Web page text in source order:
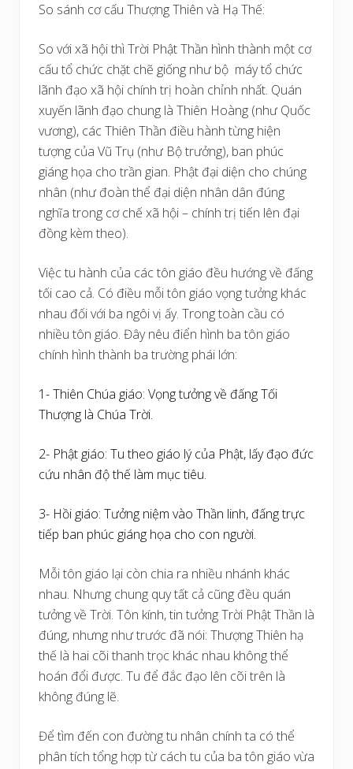
So sánh cơ cấu Thượng Thiên và Hạ Thế:
So với xã hội thì Trời Phật Thần hình thành một cơ
cấu tổ chức chặt chẽ giống như bộ máy tổ chức
lãnh đạo xã hội chính trị hoàn chỉnh nhất. Quán
xuyến lãnh đạo chung là Thiên Hoàng (như Quốc
vương), các Thiên Thần điều hành từng hiện
tượng của Vũ Trụ (như Bộ trưởng), ban phúc
giáng họa cho trần gian. Phật đại diện cho chúng
nhân (như đoàn thể đại diện nhân dân đúng
nghĩa trong cơ chế xã hội – chính trị tiến lên đại
đồng kèm theo).
Việc tu hành của các tôn giáo đều hướng về đấng
tối cao cả. Có điều mỗi tôn giáo vọng tưởng khác
nhau đối với ba ngôi vị ấy. Trong toàn cầu có
nhiều tôn giáo. Đây nêu điển hình ba tôn giáo
chính hình thành ba trường phái lớn:
1- Thiên Chúa giáo: Vọng tưởng về đấng Tối
Thượng là Chúa Trời.
2- Phật giáo: Tu theo giáo lý của Phật, lấy đạo đức
cứu nhân độ thế làm mục tiêu.
3- Hồi giáo: Tưởng niệm vào Thần linh, đấng trực
tiếp ban phúc giáng họa cho con người.
Mỗi tôn giáo lại còn chia ra nhiều nhánh khác
nhau. Nhưng chung quy tất cả cũng đều quán
tưởng về Trời. Tôn kính, tin tưởng Trời Phật Thần là
đúng, nhưng như trước đã nói: Thượng Thiên hạ
thế là hai cõi thanh trọc khác nhau không thể
hoán đổi được. Tu để đắc đạo lên cõi trên là
không đúng lẽ.
Để tìm đến con đường tu nhân chính ta có thể
phân tích tổng hợp từ cách tu của ba tôn giáo vừa